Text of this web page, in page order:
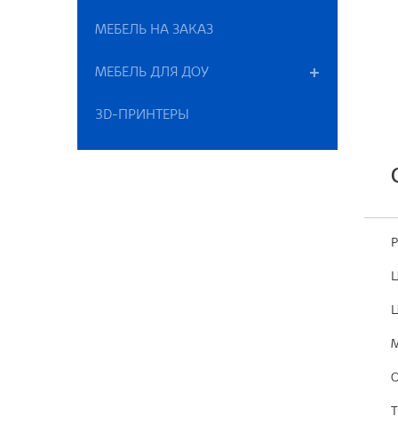
МЕБЕЛЬ НА ЗАКАЗ
МЕБЕЛЬ ДЛЯ ДОУ
3D-ПРИНТЕРЫ